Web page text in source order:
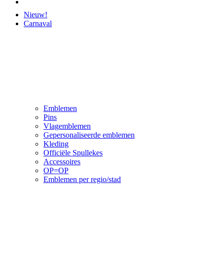
Nieuw!
Carnaval
Emblemen
Pins
Vlagemblemen
Gepersonaliseerde emblemen
Kleding
Officiële Spullekes
Accessoires
OP=OP
Emblemen per regio/stad